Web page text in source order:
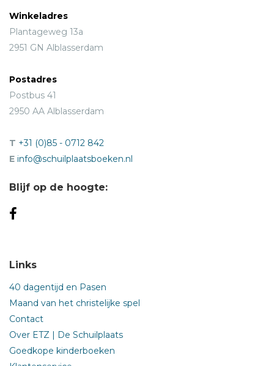
Winkeladres
Plantageweg 13a
2951 GN Alblasserdam
Postadres
Postbus 41
2950 AA Alblasserdam
T +31 (0)85 - 0712 842
E info@schuilplaatsboeken.nl
Blijf op de hoogte:
Links
40 dagentijd en Pasen
Maand van het christelijke spel
Contact
Over ETZ | De Schuilplaats
Goedkope kinderboeken